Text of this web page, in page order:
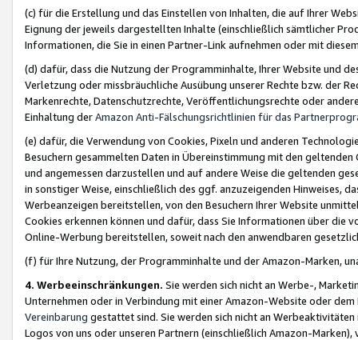
(c) für die Erstellung und das Einstellen von Inhalten, die auf Ihrer
Eignung der jeweils dargestellten Inhalte (einschließlich sämtlicher
Informationen, die Sie in einen Partner-Link aufnehmen oder mit
(d) dafür, dass die Nutzung der Programminhalte, Ihrer Website und
Verletzung oder missbräuchliche Ausübung unserer Rechte bzw. der
Markenrechte, Datenschutzrechte, Veröffentlichungsrechte oder
Einhaltung derAmazon Anti-Fälschungsrichtlinien für das
(e) dafür, die Verwendung von Cookies, Pixeln und anderen
Besuchern gesammelten Daten in Übereinstimmung mit den
und angemessen darzustellen und auf andere Weise die geltenden
in sonstiger Weise, einschließlich des ggf. anzuzeigenden Hinweises,
Werbeanzeigen bereitstellen, von den Besuchern Ihrer Website
Cookies erkennen können und dafür, dass Sie Informationen über die
Online-Werbung bereitstellen, soweit nach den anwendbaren
(f) für Ihre Nutzung, der Programminhalte und der Amazon-Marken,
4. Werbeeinschränkungen. Sie werden sich nicht an Werbe-,
Unternehmen oder in Verbindung mit einer Amazon-Website oder
Vereinbarung gestattet sind. Sie werden sich nicht an
Logos von uns oder unseren Partnern (einschließlich Amazon-